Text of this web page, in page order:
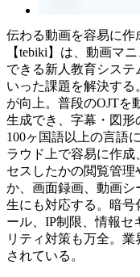
伝わる動画を容易に作
【tebiki】は、動画マ
できる新人教育システ
いった課題を解決す
が向上。普段のOJTを
生成でき、字幕・図
100ヶ国語以上の言語
ラウド上で容易に作
セスしたかの閲覧管
か、画面録画、動画
生にも対応する。暗号
ール、IP制限、情報セ
リティ対策も万全。
されている。